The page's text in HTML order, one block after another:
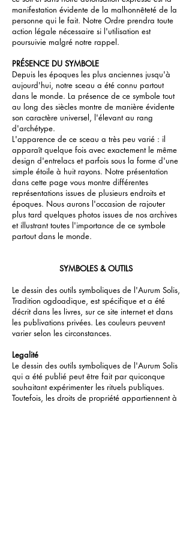
manifestation évidente de la malhonnêteté de la
personne qui le fait. Notre Ordre prendra toute
action légale nécessaire si l'utilisation est
poursuivie malgré notre rappel.
PRÉSENCE DU SYMBOLE
Depuis les époques les plus anciennes jusqu'à
aujourd'hui, notre sceau a été connu partout
dans le monde. La présence de ce symbole tout
au long des siècles montre de manière évidente
son caractère universel, l'élevant au rang
d'archétype.
L'apparence de ce sceau a très peu varié : il
apparaît quelque fois avec exactement le même
design d'entrelacs et parfois sous la forme d'une
simple étoile à huit rayons. Notre présentation
dans cette page vous montre différentes
représentations issues de plusieurs endroits et
époques. Nous aurons l'occasion de rajouter
plus tard quelques photos issues de nos archives
et illustrant toutes l'importance de ce symbole
partout dans le monde.
SYMBOLES & OUTILS
Le dessin des outils symboliques de l'Aurum Solis,
Tradition ogdoadique, est spécifique et a été
décrit dans les livres, sur ce site internet et dans
les publivations privées. Les couleurs peuvent
varier selon les circonstances.
Legalité
Le dessin des outils symboliques de l'Aurum Solis
qui a été publié peut être fait par quiconque
souhaitant expérimenter les rituels publiques.
Toutefois, les droits de propriété appartiennent à